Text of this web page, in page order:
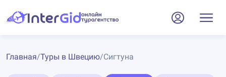
Главная/Туры в Швецию/Сигтуна